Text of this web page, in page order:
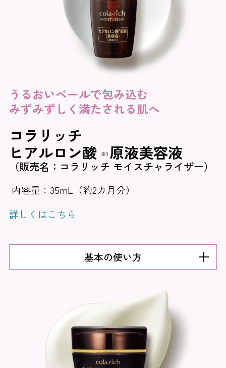
うるおいベールで包み込む
みずみずしく満たされる肌へ
コラリッチ
ヒアルロン酸 ※1 原液美容液
（販売名：コラリッチ モイスチャライザー）
内容量：35mL（約2カ月分）
詳しくはこちら
基本の使い方